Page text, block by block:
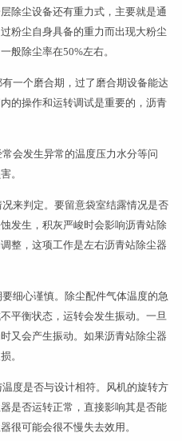
除尘设备还有重力式，主要就是通
粉尘自身具备的重力而出现大粉尘
般除尘率在50%左右。
一个磨合期，过了磨合期设备能达
的操作和运转调试是重要的，沥青
会发生异常的温度压力水分等问
。
来判定。要留意袋室结露情况是否
发生，积灰严峻时会影响沥青站除
整，这项工作是左右沥青站除尘器
细心谨慎。除尘配件气体温度的急
平衡状态，运转会发生振动。一旦
又会产生振动。如果沥青站除尘器
。
度是否与设计相符。风机的旋转方
是否运转正常，直接影响其是否能
很可能会很不慢失去效用。